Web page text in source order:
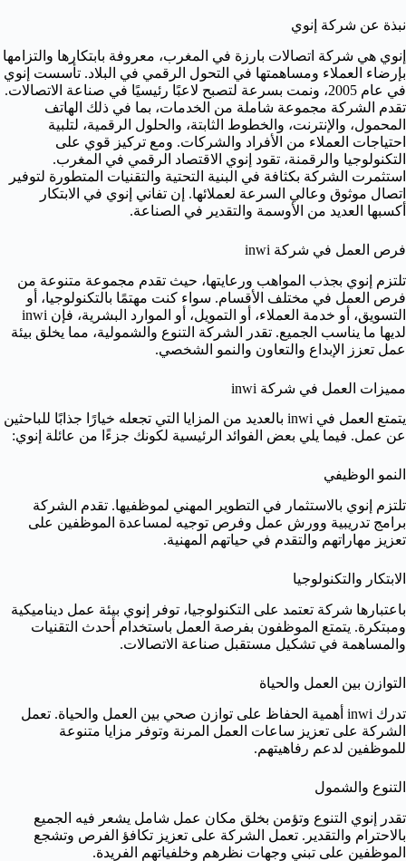
نبذة عن شركة إنوي
إنوي هي شركة اتصالات بارزة في المغرب، معروفة بابتكارها والتزامها
بإرضاء العملاء ومساهمتها في التحول الرقمي في البلاد. تأسست إنوي
في عام 2005، ونمت بسرعة لتصبح لاعبًا رئيسيًا في صناعة الاتصالات.
تقدم الشركة مجموعة شاملة من الخدمات، بما في ذلك الهاتف
المحمول، والإنترنت، والخطوط الثابتة، والحلول الرقمية، لتلبية
احتياجات العملاء من الأفراد والشركات. ومع تركيز قوي على
التكنولوجيا والرقمنة، تقود إنوي الاقتصاد الرقمي في المغرب.
استثمرت الشركة بكثافة في البنية التحتية والتقنيات المتطورة لتوفير
اتصال موثوق وعالي السرعة لعملائها. إن تفاني إنوي في الابتكار
أكسبها العديد من الأوسمة والتقدير في الصناعة.
فرص العمل في شركة inwi
تلتزم إنوي بجذب المواهب ورعايتها، حيث تقدم مجموعة متنوعة من
فرص العمل في مختلف الأقسام. سواء كنت مهتمًا بالتكنولوجيا، أو
التسويق، أو خدمة العملاء، أو التمويل، أو الموارد البشرية، فإن inwi
لديها ما يناسب الجميع. تقدر الشركة التنوع والشمولية، مما يخلق بيئة
عمل تعزز الإبداع والتعاون والنمو الشخصي.
مميزات العمل في شركة inwi
يتمتع العمل في inwi بالعديد من المزايا التي تجعله خيارًا جذابًا للباحثين
عن عمل. فيما يلي بعض الفوائد الرئيسية لكونك جزءًا من عائلة إنوي:
النمو الوظيفي
تلتزم إنوي بالاستثمار في التطوير المهني لموظفيها. تقدم الشركة
برامج تدريبية وورش عمل وفرص توجيه لمساعدة الموظفين على
تعزيز مهاراتهم والتقدم في حياتهم المهنية.
الابتكار والتكنولوجيا
باعتبارها شركة تعتمد على التكنولوجيا، توفر إنوي بيئة عمل ديناميكية
ومبتكرة. يتمتع الموظفون بفرصة العمل باستخدام أحدث التقنيات
والمساهمة في تشكيل مستقبل صناعة الاتصالات.
التوازن بين العمل والحياة
تدرك inwi أهمية الحفاظ على توازن صحي بين العمل والحياة. تعمل
الشركة على تعزيز ساعات العمل المرنة وتوفر مزايا متنوعة
للموظفين لدعم رفاهيتهم.
التنوع والشمول
تقدر إنوي التنوع وتؤمن بخلق مكان عمل شامل يشعر فيه الجميع
بالاحترام والتقدير. تعمل الشركة على تعزيز تكافؤ الفرص وتشجع
الموظفين على تبني وجهات نظرهم وخلفياتهم الفريدة.